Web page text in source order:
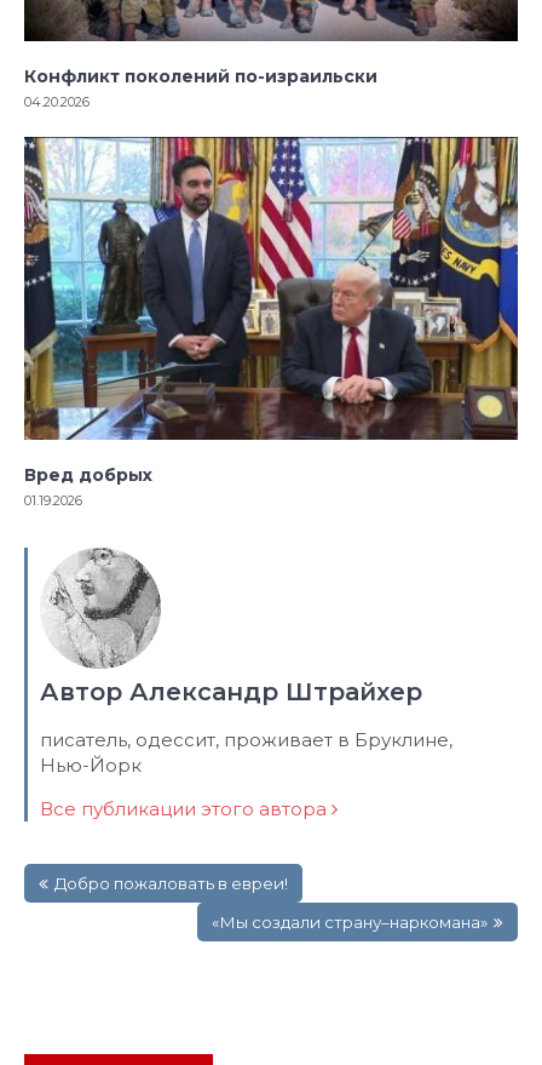
Конфликт поколений по-израильски
04.20.2026
Вред добрых
01.19.2026
Автор Александр Штрайхер
писатель, одессит, проживает в Бруклине,
Нью-Йорк
Все публикации этого автора
поДобро пожаловать в евреи!
«Мы создали страну–наркомана»